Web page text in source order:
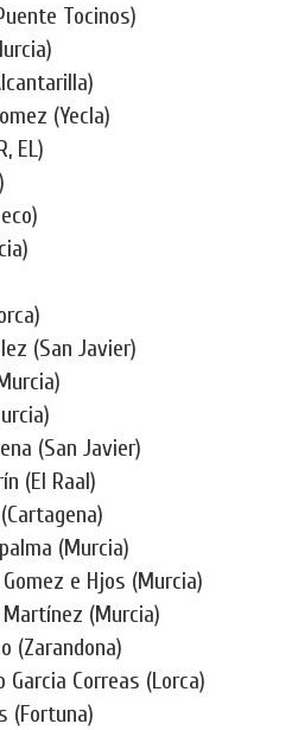
Tocinos)
(Yecla)
EL)
(San Javier)
(San Javier)
(El Raal)
(Murcia)
e Hjos (Murcia)
(Murcia)
(Zarandona)
Correas (Lorca)
(Fortuna)